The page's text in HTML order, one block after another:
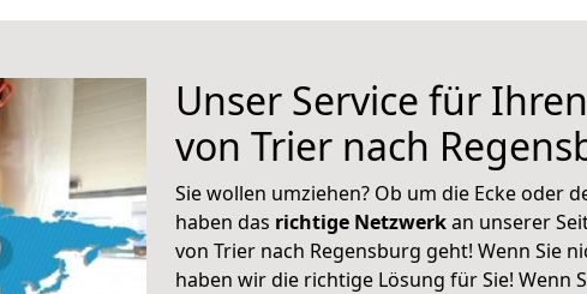
Unser Service für
von Trier nach
Sie wollen umziehen? Ob um die Ecke oder
haben das richtige Netzwerkan unserer
von Trier nach Regensburg geht! Wenn Sie
haben wir die richtige Lösung für Sie! Wenn